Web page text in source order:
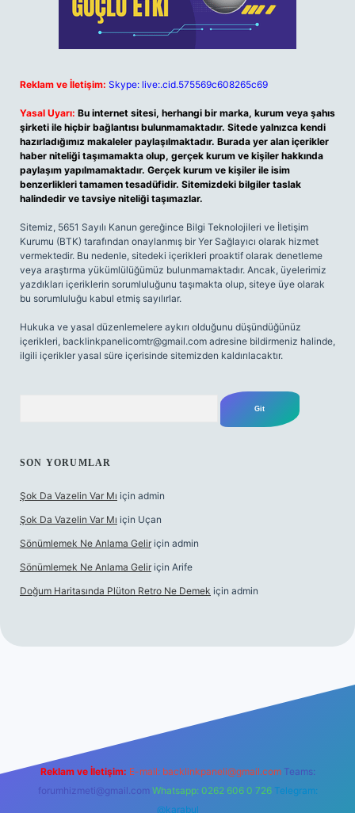
Reklam ve İletişim: Skype: live:.cid.575569c608265c69
Yasal Uyarı: Bu internet sitesi, herhangi bir marka, kurum veya şahıs
şirketi ile hiçbir bağlantısı bulunmamaktadır. Sitede yalnızca kendi
hazırladığımız makaleler paylaşılmaktadır. Burada yer alan içerikler
haber niteliği taşımamakta olup, gerçek kurum ve kişiler hakkında
paylaşım yapılmamaktadır. Gerçek kurum ve kişiler ile isim
benzerlikleri tamamen tesadüfidir. Sitemizdeki bilgiler taslak
halindedir ve tavsiye niteliği taşımazlar.
Sitemiz, 5651 Sayılı Kanun gereğince Bilgi Teknolojileri ve İletişim
Kurumu (BTK) tarafından onaylanmış bir Yer Sağlayıcı olarak hizmet
vermektedir. Bu nedenle, sitedeki içerikleri proaktif olarak denetleme
veya araştırma yükümlülüğümüz bulunmamaktadır. Ancak, üyelerimiz
yazdıkları içeriklerin sorumluluğunu taşımakta olup, siteye üye olarak
bu sorumluluğu kabul etmiş sayılırlar.
Hukuka ve yasal düzenlemelere aykırı olduğunu düşündüğünüz
içerikleri, backlinkpanelicomtr@gmail.com adresine bildirmeniz halinde,
ilgili içerikler yasal süre içerisinde sitemizden kaldırılacaktır.
SON YORUMLAR
Şok Da Vazelin Var Mı için admin
Şok Da Vazelin Var Mı için Uçan
Sönümlemek Ne Anlama Gelir için admin
Sönümlemek Ne Anlama Gelir için Arife
Doğum Haritasında Plüton Retro Ne Demek için admin
Reklam ve İletişim: E-mail: backlinkpaneli@gmail.com Teams:
forumhizmeti@gmail.com Whatsapp: 0262 606 0 726 Telegram:
@karabul